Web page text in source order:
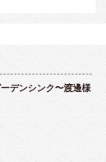
デンシンク〜渡邊様